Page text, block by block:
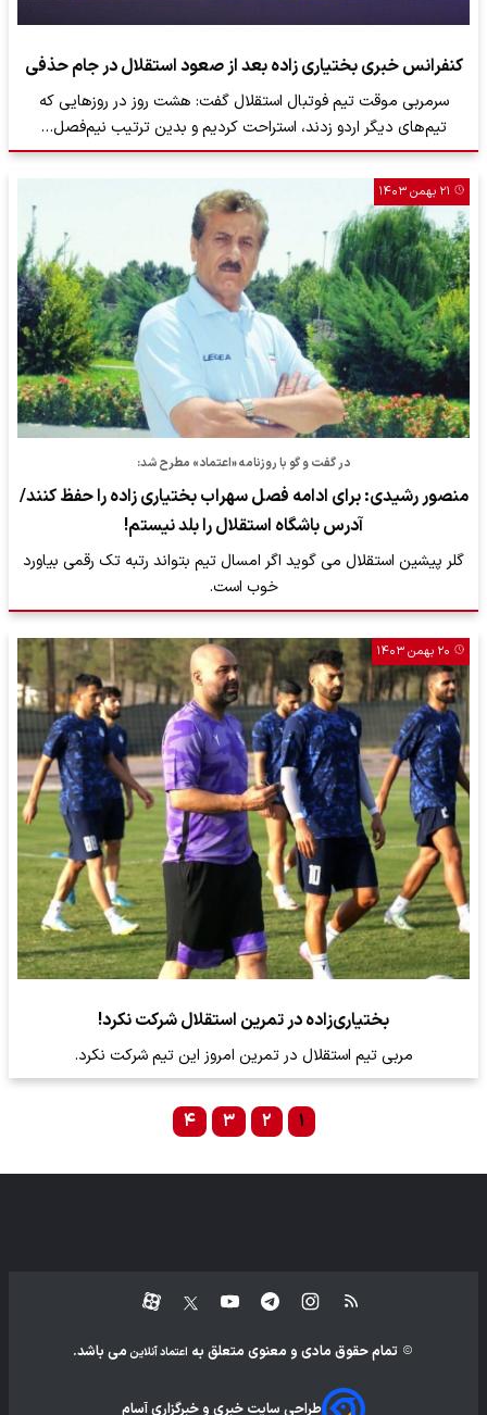
کنفرانس خبری بختیاری زاده بعد از صعود استقلال در جام حذفی
سرمربی موقت تیم فوتبال استقلال گفت: هشت روز در روزهایی که
تیم‌های دیگر اردو زدند، استراحت کردیم و بدین ترتیب نیم‌فصل…
۲۱ بهمن ۱۴۰۳
در گفت و گو با روزنامه «اعتماد» مطرح شد:
منصور رشیدی: برای ادامه فصل سهراب بختیاری زاده را حفظ کنند/
آدرس باشگاه استقلال را بلد نیستم!
گلر پیشین استقلال می گوید اگر امسال تیم بتواند رتبه تک رقمی بیاورد
خوب است.
۲۰ بهمن ۱۴۰۳
بختیاری‌زاده در تمرین استقلال شرکت نکرد!
مربی تیم استقلال در تمرین امروز این تیم شرکت نکرد.
۱ ۲ ۳ ۴
تمام حقوق مادی و معنوی متعلق به اعتماد آنلاین می باشد.
طراحی سایت خبری و خبرگزاری آسام